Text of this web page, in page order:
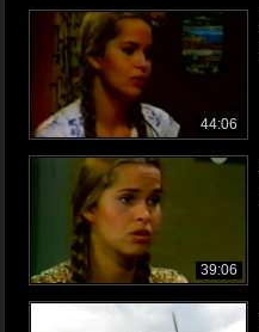
44:06
39:06